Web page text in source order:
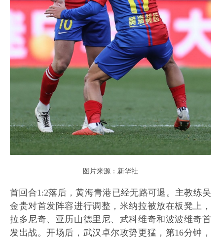
图片来源：新华社
首回合1:2落后，黄海青港已经无路可退。主教练吴
金贵对首发阵容进行调整，米纳拉被放在板凳上，
拉多尼奇、亚历山德里尼、武科维奇和波波维奇首
发出战。开场后，武汉卓尔攻势更猛，第16分钟，